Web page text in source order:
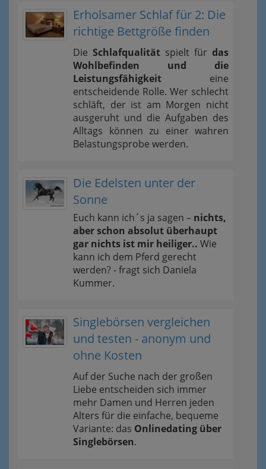
Erholsamer Schlaf für 2: Die
richtige Bettgröße finden
Die Schlafqualität spielt für das
Wohlbefinden und die
Leistungsfähigkeit eine
entscheidende Rolle. Wer schlecht
schläft, der ist am Morgen nicht
ausgeruht und die Aufgaben des
Alltags können zu einer wahren
Belastungsprobe werden.
Die Edelsten unter der
Sonne
Euch kann ich´s ja sagen – nichts,
aber schon absolut überhaupt
gar nichts ist mir heiliger.. Wie
kann ich dem Pferd gerecht
werden? - fragt sich Daniela
Kummer.
Singlebörsen vergleichen
und testen - anonym und
ohne Kosten
Auf der Suche nach der großen
Liebe entscheiden sich immer
mehr Damen und Herren jeden
Alters für die einfache, bequeme
Variante: das Onlinedating über
Singlebörsen.